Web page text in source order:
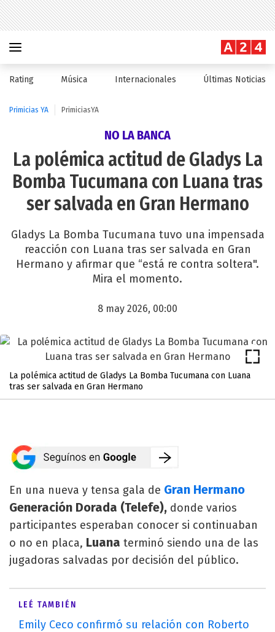
Rating Música Internacionales Últimas Noticias
Primicias YA PrimiciasYA
NO LA BANCA
La polémica actitud de Gladys La
Bomba Tucumana con Luana tras
ser salvada en Gran Hermano
Gladys La Bomba Tucumana tuvo una impensada
reacción con Luana tras ser salvada en Gran
Hermano y afirmar que “está re contra soltera".
Mira el momento.
8 may 2026, 00:00
La polémica actitud de Gladys La Bomba Tucumana con Luana
tras ser salvada en Gran Hermano
En una nueva y tensa gala de Gran Hermano
Generación Dorada (Telefe), donde varios
participantes esperaban conocer si continuaban
o no en placa, Luana terminó siendo una de las
jugadoras salvadas por decisión del público.
LEÉ TAMBIÉN
Emily Ceco confirmó su relación con Roberto